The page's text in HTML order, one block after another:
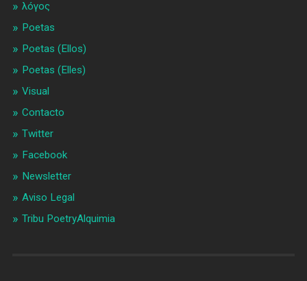
λóγος
Poetas
Poetas (Ellos)
Poetas (Elles)
Visual
Contacto
Twitter
Facebook
Newsletter
Aviso Legal
Tribu PoetryAlquimia